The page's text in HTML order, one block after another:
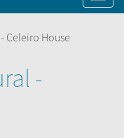
Celeiro House
-